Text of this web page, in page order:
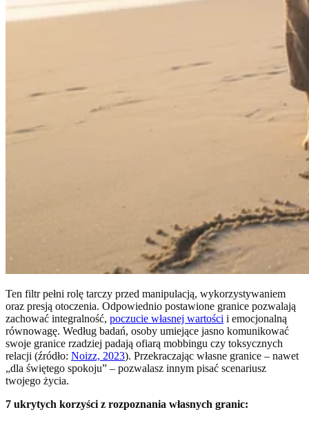
Ten filtr pełni rolę tarczy przed manipulacją, wykorzystywaniem
oraz presją otoczenia. Odpowiednio postawione granice pozwalają
zachować integralność, poczucie własnej wartości i emocjonalną
równowagę. Według badań, osoby umiejące jasno komunikować
swoje granice rzadziej padają ofiarą mobbingu czy toksycznych
relacji (źródło: Noizz, 2023). Przekraczając własne granice – nawet
„dla świętego spokoju” – pozwalasz innym pisać scenariusz
twojego życia.
7 ukrytych korzyści z rozpoznania własnych granic: